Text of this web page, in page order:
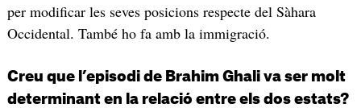
per modificar les seves posicions respecte del Sàhara
Occidental. També ho fa amb la immigració.
Creu que l’episodi de Brahim Ghali va ser molt
determinant en la relació entre els dos estats?